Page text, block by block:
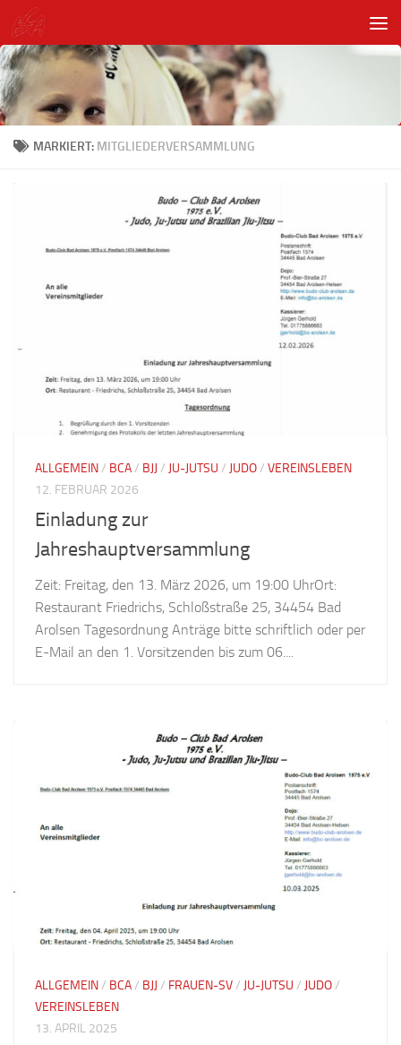
Unter dem Inhalt
MARKIERT: MITGLIEDERVERSAMMLUNG
ALLGEMEIN/ BCA/ BJJ / JU-JUTSU / JUDO/ VEREINSLEBEN
12. FEBRUAR 2026
Einladung zur
Jahreshauptversammlung
Zeit: Freitag, den 13. März 2026, um 19:00 UhrOrt:
Restaurant Friedrichs, Schloßstraße 25, 34454 Bad
Arolsen Tagesordnung Anträge bitte schriftlich oder per
E-Mail an den 1. Vorsitzenden bis zum 06....
ALLGEMEIN/ BCA/ BJJ / FRAUEN-SV/ JU-JUTSU / JUDO/
VEREINSLEBEN
13. APRIL 2025